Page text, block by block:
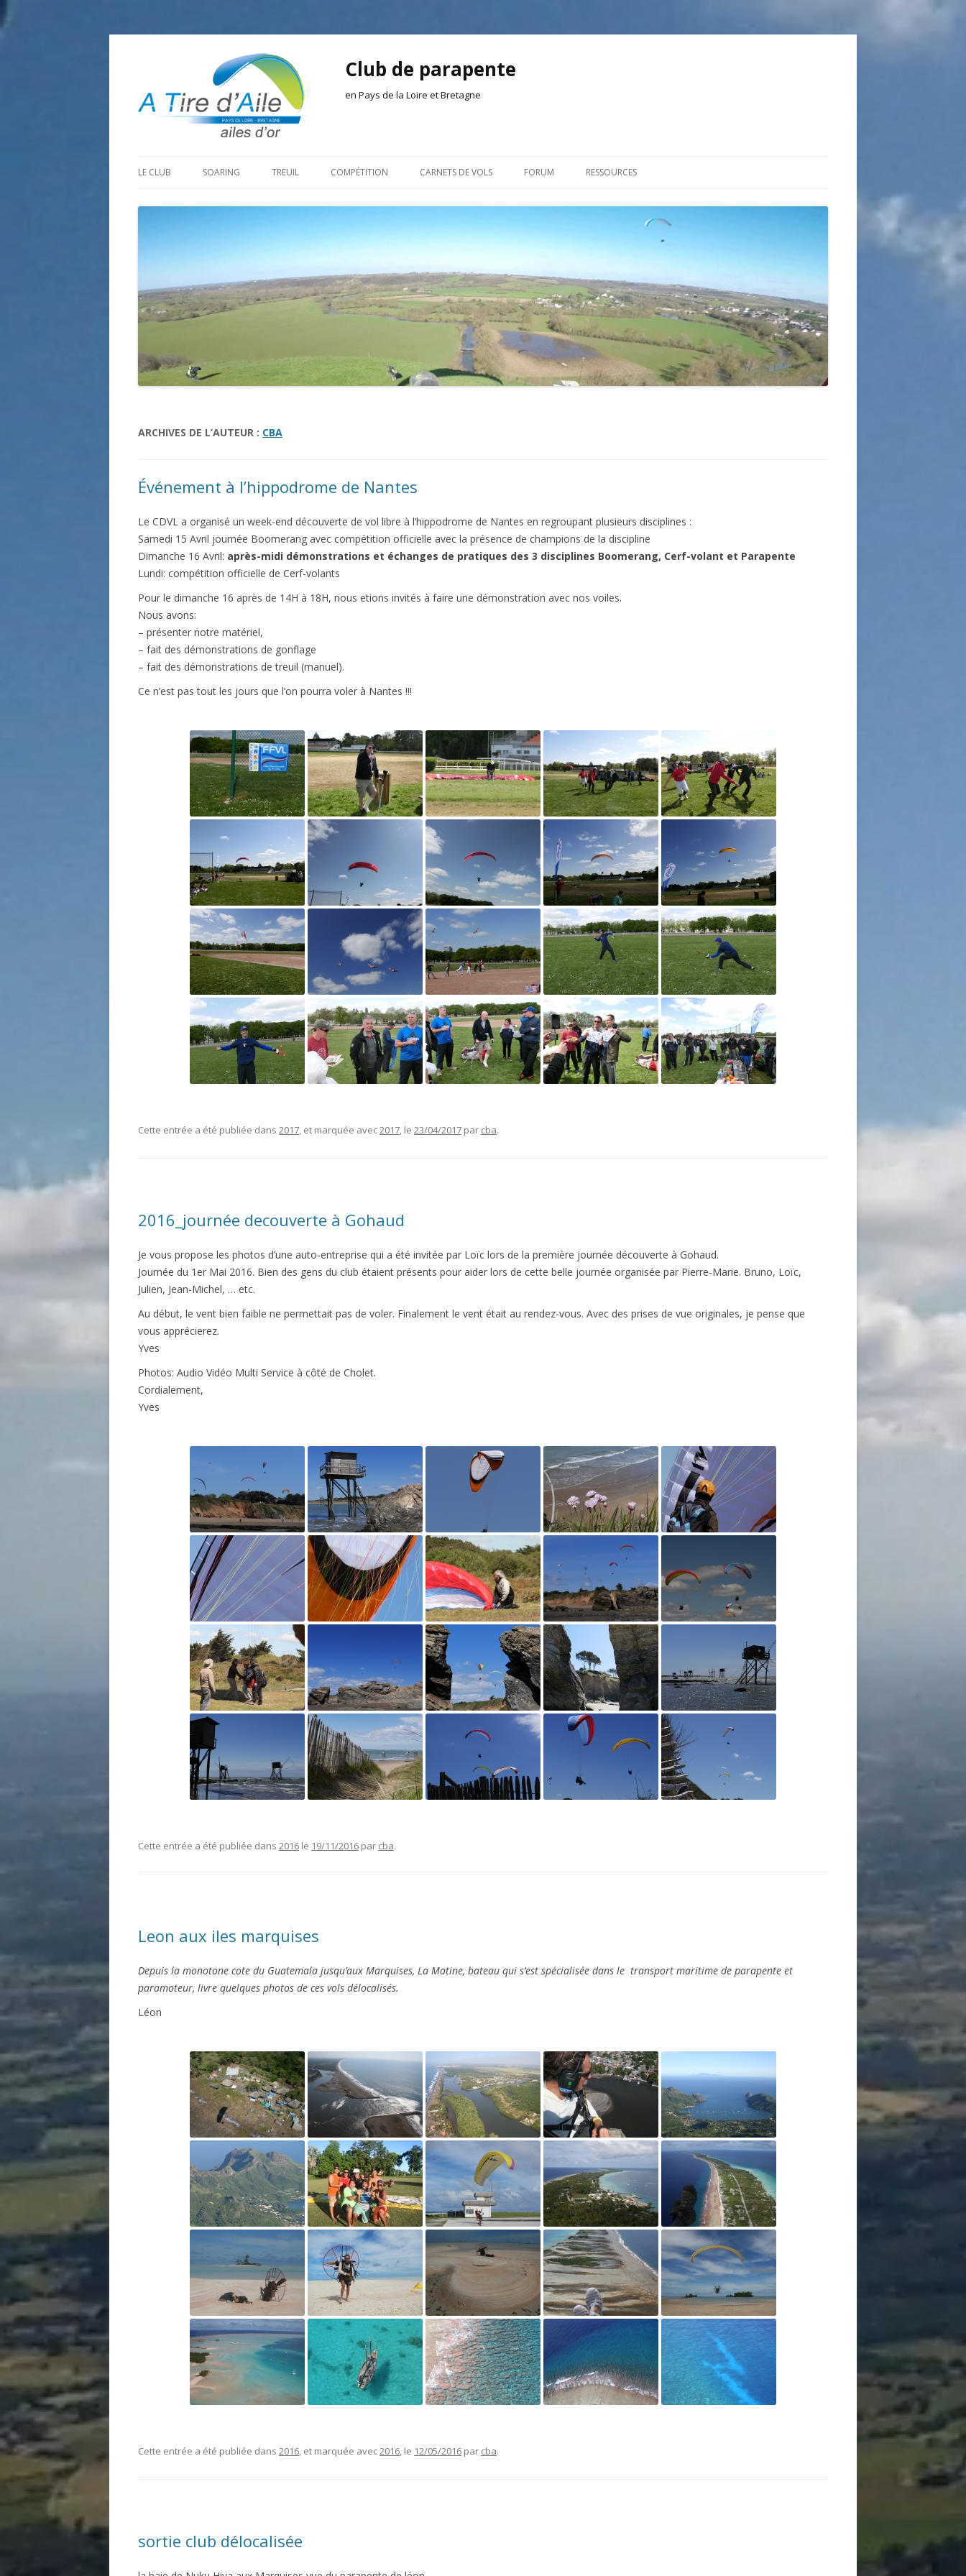
Club de parapente
en Pays de la Loire et Bretagne
au
LE CLUB SOARING
LA BOUTINARDIÈRE
TREUIL COMPÉTITION CARNETS DE VOLS
2023
2022
2020
2015
2014
FORUM
AILLEURS SUR LE WEB
ACHAT-VENTE
RESSOURCES
VIDÉOS
ARCHIVES DE L’AUTEUR : CBA
Événement à l’hippodrome de Nantes
Le CDVL a organisé un week-end découverte de vol libre à l’hippodrome de Nantes en regroupant plusieurs disciplines :
Samedi 15 Avril journée Boomerang avec compétition officielle avec la présence de champions de la discipline
Dimanche 16 Avril: après-midi démonstrations et échanges de pratiques des 3 disciplines Boomerang, Cerf-volant et Parapente
Lundi: compétition officielle de Cerf-volants
Pour le dimanche 16 après de 14H à 18H, nous etions invités à faire une démonstration avec nos voiles.
Nous avons:
– présenter notre matériel,
– fait des démonstrations de gonflage
– fait des démonstrations de treuil (manuel).
Ce n’est pas tout les jours que l’on pourra voler à Nantes !!!
Cette entrée a été publiée dans 2017 , et marquée avec2017 , le 23/04/2017 par cba.
2016_journée decouverte à Gohaud
Je vous propose les photos d’une auto-entreprise qui a été invitée par Loïc lors de la première journée découverte à Gohaud.
Journée du 1er Mai 2016. Bien des gens du club étaient présents pour aider lors de cette belle journée organisée par Pierre-Marie. Bruno, Loïc,
Julien, Jean-Michel, … etc.
Au début, le vent bien faible ne permettait pas de voler. Finalement le vent était au rendez-vous. Avec des prises de vue originales, je pense que
vous apprécierez.
Yves
Photos: Audio Vidéo Multi Service à côté de Cholet.
Cordialement,
Yves
Cette entrée a été publiée dans 2016 le 19/11/2016 par cba.
Leon aux iles marquises
Depuis la monotone cote du Guatemala jusqu’aux Marquises, La Matine, bateau qui s’est spécialisée dans le transport maritime de parapente et
paramoteur, livre quelques photos de ces vols délocalisés.
Léon
Cette entrée a été publiée dans 2016 , et marquée avec2016 , le 12/05/2016 par cba.
sortie club délocalisée